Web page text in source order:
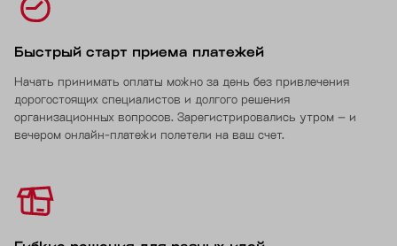
Быстрый старт приема платежей
Начать принимать оплаты можно за день без привлечения
дорогостоящих специалистов и долгого решения
организационных вопросов. Зарегистрировались утром – и
вечером онлайн-платежи полетели на ваш счет.